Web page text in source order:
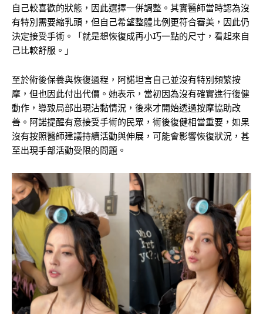
自己較喜歡的狀態，因此選擇一併調整。其實醫師當時認為沒
有特別需要縮乳頭，但自己希望整體比例更符合審美，因此仍
決定接受手術。「就是想恢復成再小巧一點的尺寸，看起來自
己比較舒服。」
至於術後保養與恢復過程，阿諾坦言自己並沒有特別頻繁按
摩，但也因此付出代價。她表示，當初因為沒有確實進行復健
動作，導致局部出現沾黏情況，後來才開始透過按摩協助改
善。阿諾提醒有意接受手術的民眾，術後復健相當重要，如果
沒有按照醫師建議持續活動與伸展，可能會影響恢復狀況，甚
至出現手部活動受限的問題。